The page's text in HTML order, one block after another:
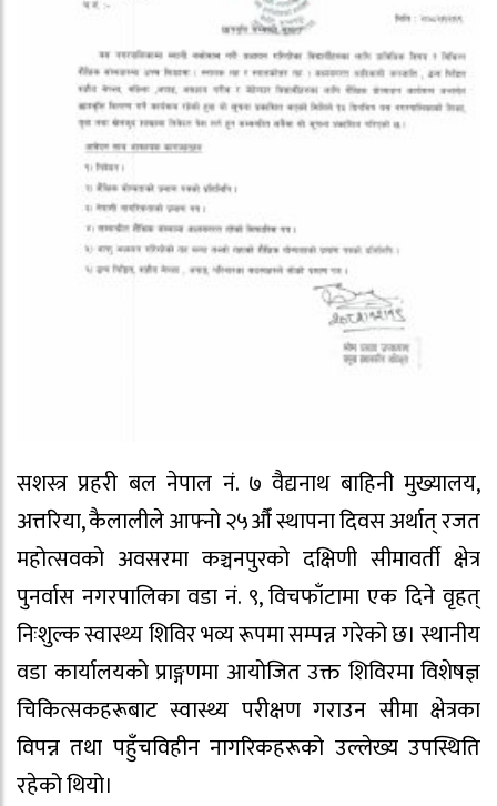
सशस्त्र प्रहरी बल नेपाल नं. ७ वैद्यनाथ बाहिनी मुख्यालय,
अत्तरिया, कैलालीले आफ्नो २५औँ स्थापना दिवस अर्थात् रजत
महोत्सवको अवसरमा कञ्चनपुरको दक्षिणी सीमावर्ती क्षेत्र
पुनर्वास नगरपालिका वडा नं. ९, विचफाँटामा एक दिने वृहत्
निःशुल्क स्वास्थ्य शिविर भव्य रूपमा सम्पन्न गरेको छ। स्थानीय
वडा कार्यालयको प्राङ्गणमा आयोजित उक्त शिविरमा विशेषज्ञ
चिकित्सकहरूबाट स्वास्थ्य परीक्षण गराउन सीमा क्षेत्रका
विपन्न तथा पहुँचविहीन नागरिकहरूको उल्लेख्य उपस्थिति
रहेको थियो।